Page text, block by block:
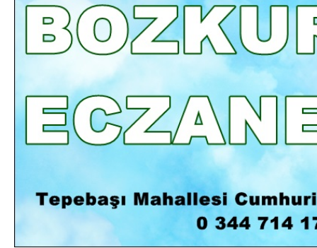
GÖKSUN HAFIZLIK KIZ KUR’AN KURSU
ÖĞRENCILERINE DARENDE GEZISI.